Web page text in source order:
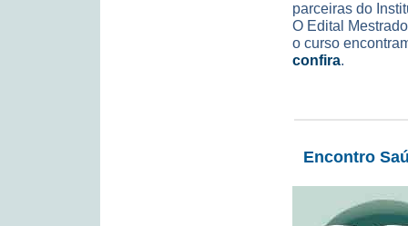
parceiras do
O Edital
o curso
confira.
Encontro